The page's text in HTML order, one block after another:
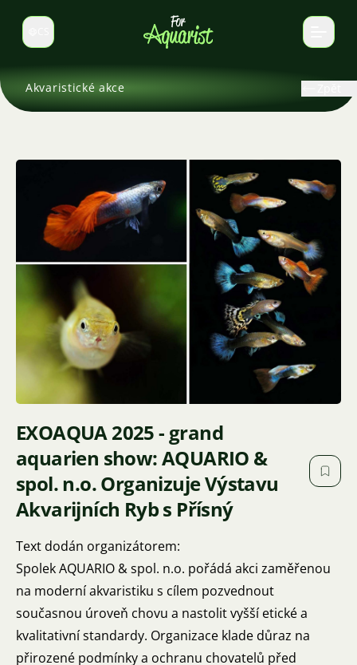
Select language
Akvaristické akce
EXOAQUA 2025 - grand
aquarien show: AQUARIO &
spol. n.o. Organizuje Výstavu
Akvarijních Ryb s Přísný
Text dodán organizátorem:
Spolek AQUARIO & spol. n.o. pořádá akci zaměřenou
na moderní akvaristiku s cílem pozvednout
současnou úroveň chovu a nastolit vyšší etické a
kvalitativní standardy. Organizace klade důraz na
přirozené podmínky a ochranu chovatelů před